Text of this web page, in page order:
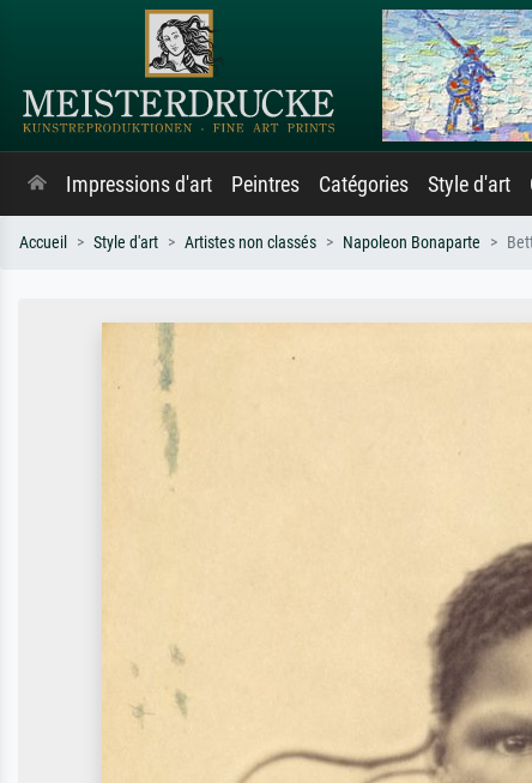
Impressions d'art Peintres Catégories Style d'art
Accueil Style d'art Artistes non classés Napoleon Bonaparte